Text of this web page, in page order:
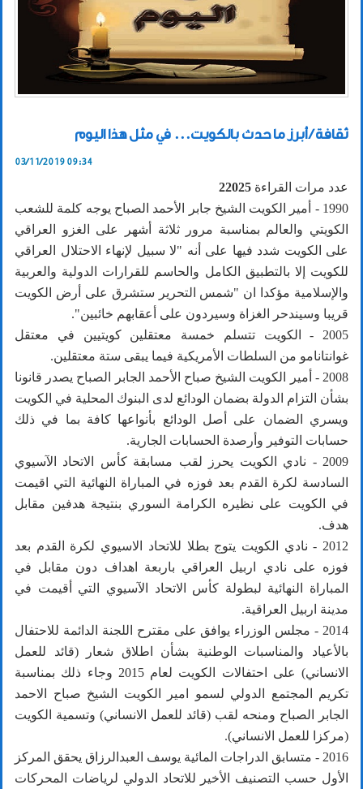
ثقافة / أبرز ما حدث بالكويت... في مثل هذا اليوم
03/11/2019 09:34
عدد مرات القراءة 22025
1990 - أمير الكويت الشيخ جابر الأحمد الصباح يوجه كلمة للشعب
الكويتي والعالم بمناسبة مرور ثلاثة أشهر على الغزو العراقي
على الكويت شدد فيها على أنه "لا سبيل لإنهاء الاحتلال العراقي
للكويت إلا بالتطبيق الكامل والحاسم للقرارات الدولية والعربية
والإسلامية مؤكدا ان "شمس التحرير ستشرق على أرض الكويت
قريبا وسيندحر الغزاة وسيردون على أعقابهم خائبين".
2005 - الكويت تتسلم خمسة معتقلين كويتيين في معتقل
غوانتانامو من السلطات الأمريكية فيما يبقى ستة معتقلين.
2008 - أمير الكويت الشيخ صباح الأحمد الجابر الصباح يصدر قانونا
بشأن التزام الدولة بضمان الودائع لدى البنوك المحلية في الكويت
ويسري الضمان على أصل الودائع بأنواعها كافة بما في ذلك
حسابات التوفير وأرصدة الحسابات الجارية.
2009 - نادي الكويت يحرز لقب مسابقة كأس الاتحاد الآسيوي
السادسة لكرة القدم بعد فوزه في المباراة النهائية التي اقيمت
في الكويت على نظيره الكرامة السوري بنتيجة هدفين مقابل
هدف.
2012 - نادي الكويت يتوج بطلا للاتحاد الاسيوي لكرة القدم بعد
فوزه على نادي اربيل العراقي باربعة اهداف دون مقابل في
المباراة النهائية لبطولة كأس الاتحاد الآسيوي التي أقيمت في
مدينة اربيل العراقية.
2014 - مجلس الوزراء يوافق على مقترح اللجنة الدائمة للاحتفال
بالأعياد والمناسبات الوطنية بشأن اطلاق شعار (قائد للعمل
الانساني) على احتفالات الكويت لعام 2015 وجاء ذلك بمناسبة
تكريم المجتمع الدولي لسمو امير الكويت الشيخ صباح الاحمد
الجابر الصباح ومنحه لقب (قائد للعمل الانساني) وتسمية الكويت
(مركزا للعمل الانساني).
2016 - متسابق الدراجات المائية يوسف العبدالرزاق يحقق المركز
الأول حسب التصنيف الأخير للاتحاد الدولي لرياضات المحركات